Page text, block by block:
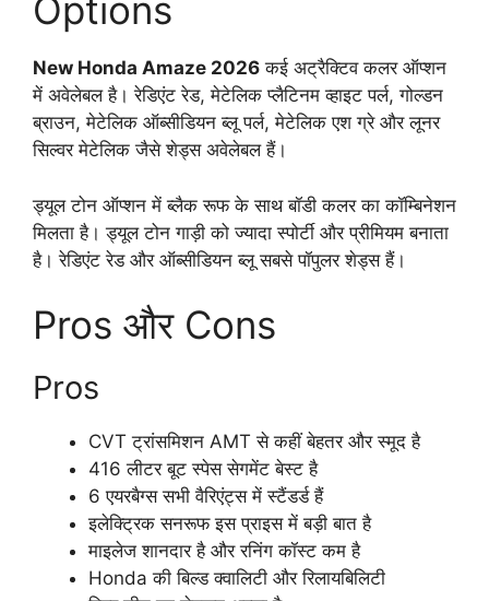
Options
New Honda Amaze 2026 कई अट्रैक्टिव कलर ऑप्शन
में अवेलेबल है। रेडिएंट रेड, मेटेलिक प्लैटिनम व्हाइट पर्ल, गोल्डन
ब्राउन, मेटेलिक ऑब्सीडियन ब्लू पर्ल, मेटेलिक एश ग्रे और लूनर
सिल्वर मेटेलिक जैसे शेड्स अवेलेबल हैं।
ड्यूल टोन ऑप्शन में ब्लैक रूफ के साथ बॉडी कलर का कॉम्बिनेशन
मिलता है। ड्यूल टोन गाड़ी को ज्यादा स्पोर्टी और प्रीमियम बनाता
है। रेडिएंट रेड और ऑब्सीडियन ब्लू सबसे पॉपुलर शेड्स हैं।
Pros और Cons
Pros
CVT ट्रांसमिशन AMT से कहीं बेहतर और स्मूद है
416 लीटर बूट स्पेस सेगमेंट बेस्ट है
6 एयरबैग्स सभी वैरिएंट्स में स्टैंडर्ड हैं
इलेक्ट्रिक सनरूफ इस प्राइस में बड़ी बात है
माइलेज शानदार है और रनिंग कॉस्ट कम है
Honda की बिल्ड क्वालिटी और रिलायबिलिटी